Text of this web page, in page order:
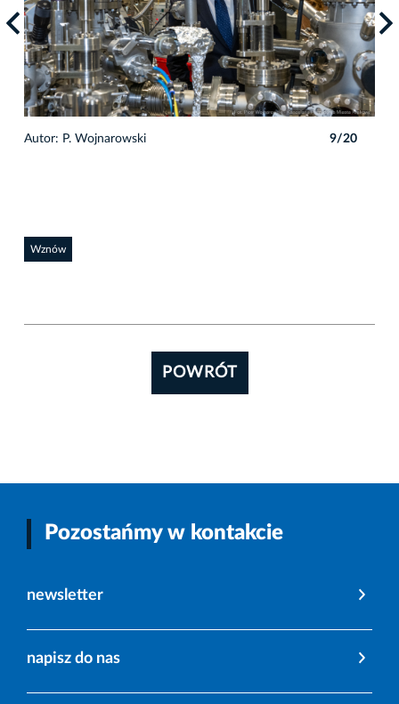
Autor: P. Wojnarowski 9/20
Wznów
POWRÓT
Pozostańmy w kontakcie
newsletter
napisz do nas